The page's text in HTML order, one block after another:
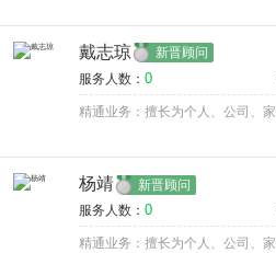
戴志琼 新晋顾问
服务人数： 0
精通业务：擅长为个人、公司、
杨靖 新晋顾问
服务人数： 0
精通业务：擅长为个人、公司、